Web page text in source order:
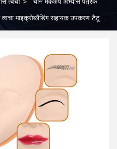
माइक्रोब्लैडिंग सहायक उपकरण टैटू